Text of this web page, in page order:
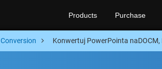
Products Purchase
Conversion Konwertuj PowerPointa naDOCM,